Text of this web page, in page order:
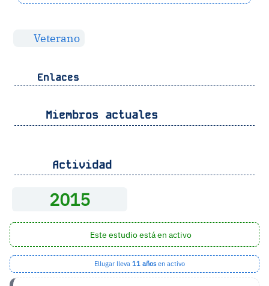
Veterano
Enlaces
Miembros actuales
Actividad
2015
Este estudio está en activo
Ellugar lleva 11 años en activo